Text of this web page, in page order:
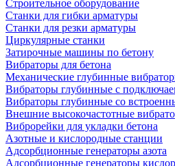
Строительное оборудование
Станки для гибки арматуры
Станки для резки арматуры
Циркулярные станки
Затирочные машины по бетону
Вибраторы для бетона
Механические глубинные
Вибраторы глубинные с
Вибраторы глубинные со
Внешние высокочастотные
Виброрейки для укладки бетона
Азотные и кислородные станции
Адсорбционные генераторы азота
Адсорбционные генераторы